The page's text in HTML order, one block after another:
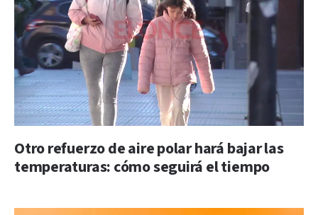
Otro refuerzo de aire polar hará bajar las
temperaturas: cómo seguirá el tiempo